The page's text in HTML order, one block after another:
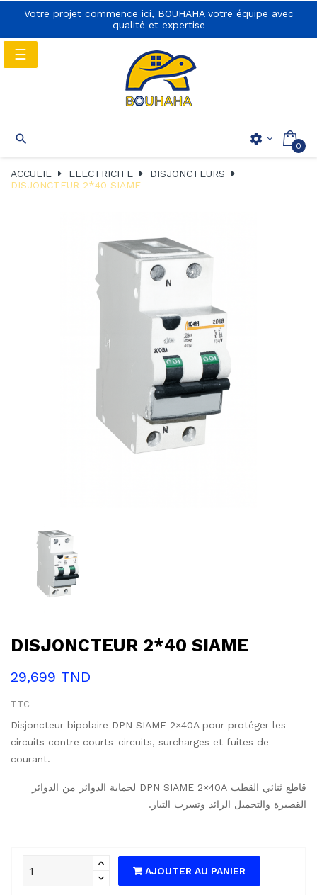
Votre projet commence ici, BOUHAHA votre équipe avec
qualité et expertise

navigation
settings 0
Basculer
la
☰
ACCUEIL ELECTRICITE
DISJONCTEURS
DISJONCTEUR 2*40 SIAME
DISJONCTEUR 2*40 SIAME
29,699 TND
TTC
Disjoncteur bipolaire DPN SIAME 2×40A pour protéger les
circuits contre courts-circuits, surcharges et fuites de
courant.
قاطع ثنائي القطب DPN SIAME ‎2×40A لحماية الدوائر من الدوائر
القصيرة والتحميل الزائد وتسرب التيار.
AJOUTER AU PANIER